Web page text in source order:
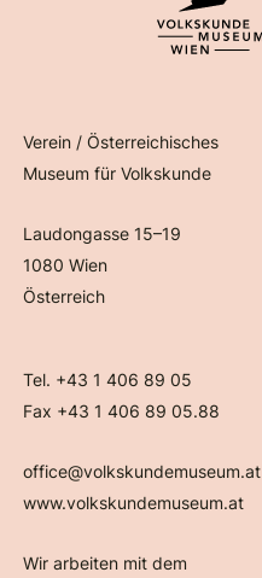
Verein / Österreichisches
Museum für Volkskunde
Laudongasse 15–19
1080 Wien
Österreich
Tel. +43 1 406 89 05
Fax +43 1 406 89 05.88
office@volkskundemuseum.at
www.volkskundemuseum.at
Wir arbeiten mit dem